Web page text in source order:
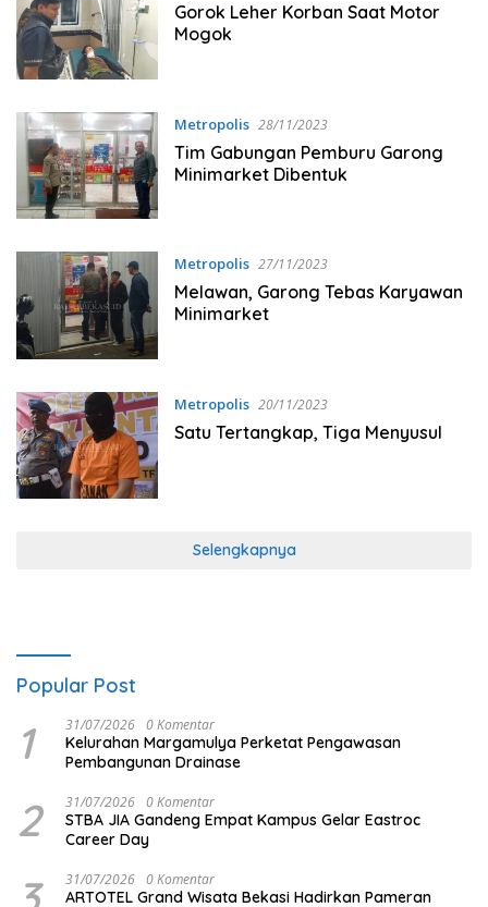
Gorok Leher Korban Saat Motor
Mogok
Metropolis 28/11/2023
Tim Gabungan Pemburu Garong
Minimarket Dibentuk
Metropolis 27/11/2023
Melawan, Garong Tebas Karyawan
Minimarket
Metropolis 20/11/2023
Satu Tertangkap, Tiga Menyusul
Selengkapnya
Popular Post
1 31/07/2026 0 Komentar
Kelurahan Margamulya Perketat Pengawasan
Pembangunan Drainase
2 31/07/2026 0 Komentar
STBA JIA Gandeng Empat Kampus Gelar Eastroc
Career Day
31/07/2026 0 Komentar
ARTOTEL Grand Wisata Bekasi Hadirkan Pameran